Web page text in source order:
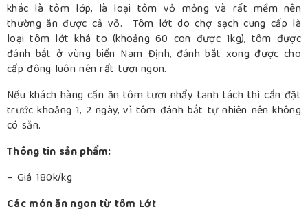
khác là tôm lớp, là loại tôm vỏ mỏng và rất mềm nên
thường ăn được cả vỏ. Tôm lớt do chợ sạch cung cấp là
loại tôm lớt khá to (khoảng 60 con được 1kg), tôm được
đánh bắt ở vùng biển Nam Định, đánh bắt xong được cho
cấp đông luôn nên rất tươi ngon.
Nếu khách hàng cần ăn tôm tươi nhẩy tanh tách thì cần đặt
trước khoảng 1, 2 ngày, vì tôm đánh bắt tự nhiên nên không
có sẵn.
Thông tin sản phẩm:
– Giá 180k/kg
Các món ăn ngon từ tôm Lớt